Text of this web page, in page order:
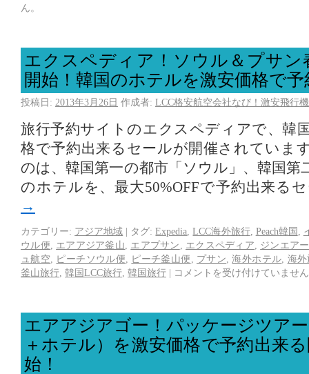
ん。
エクスペディア！ソウル＆プサン
開始！韓国のホテルを激安価格で予
投稿日: 2013年3月26日 作成者: LCC格安航空会社なび！激安飛行
旅行予約サイトのエクスペディアで、韓
格で予約出来るセールが開催されていま
のは、韓国第一の都市「ソウル」、韓国第
のホテルを、最大50%OFFで予約出来る
→
カテゴリー: アジア地域 | タグ: Expedia ,LCC海外旅行, Peach韓国
ウル便
エアアジア釜山 エアプサン エクスペディア
ジンエアー
ュ航空
ピーチソウル便 ピーチ釜山便 プサン ,海外ホテル 海
釜山旅行 韓国LCC旅行 韓国旅行 | コメントを受け付けていませ
エアアジアゴー！パッケージツア
＋ホテル）を激安価格で予約出来
始！